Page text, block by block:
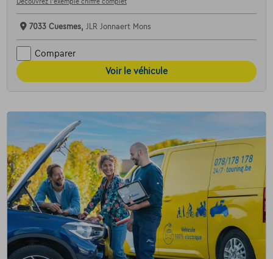
7033 Cuesmes, JLR Jonnaert Mons
Comparer
Voir le véhicule